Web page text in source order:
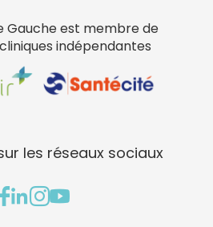
Gauche est membre de
indépendantes
les réseaux sociaux